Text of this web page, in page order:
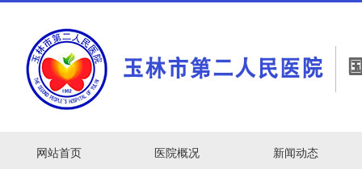
网站首页 医院概况 新闻动态